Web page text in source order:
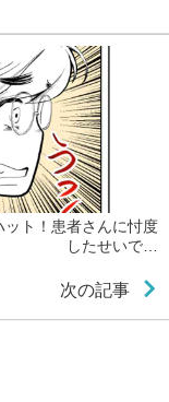
ット！患者さんに忖度
したせいで…
次の記事